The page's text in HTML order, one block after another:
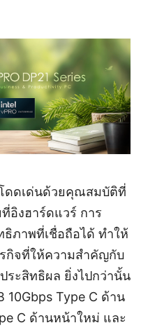
ดดเด่นด้วยคุณสมบัติที่
อิงฮาร์ดแวร์ การ
ธิภาพที่เชื่อถือได้ ทำให้
กิจที่ให้ความสำคัญกับ
ะสิทธิผล ยิ่งไปกว่านั้น
10Gbps Type C ด้าน
C ด้านหน้าใหม่ และ